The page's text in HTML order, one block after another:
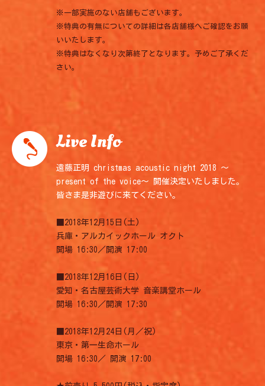
※一部実施のない店舗もございます。
※特典の有無についての詳細は各店舗様へご確認をお願
いいたします。
※特典はなくなり次第終了となります。予めご了承くだ
さい。
Live Info
遠藤正明 christmas acoustic night 2018 ～
present of the voice～ 開催決定いたしました。
皆さま是非遊びに来てください。
■2018年12月15日(土)
兵庫・アルカイックホール オクト
開場 16:30／開演 17:00
■2018年12月16日(日)
愛知・名古屋芸術大学 音楽講堂ホール
開場 16:30／開演 17:30
■2018年12月24日(月／祝)
東京・第一生命ホール
開場 16:30／ 開演 17:00